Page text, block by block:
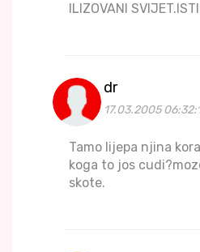
ILIZOVANI
dr
17.03.2005
Tamo lijepa njina
koga to jos
skote.